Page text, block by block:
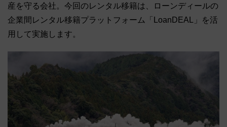
産を守る会社。今回のレンタル移籍は、ローンディールの
企業間レンタル移籍プラットフォーム「LoanDEAL」を活
用して実施します。